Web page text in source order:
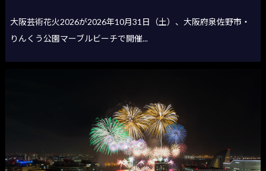
大阪芸術花火2026が2026年10月31日（土）、大阪府泉佐野市・
りんくう公園マーブルビーチで開催...